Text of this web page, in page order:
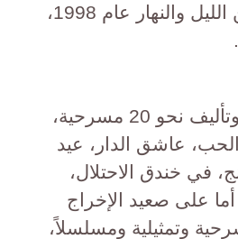
1983، مناظرة بين الليل والنهار عام 1998،
قام الحداد بإعداد وتأليف نحو 20 مسرحية،
عاشق الدار، عيد
في خندق الاحتلال،
على صعيد الإخراج
نحو 30 مسرحية وتمثيلية ومسلسلاً،